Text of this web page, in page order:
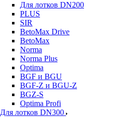
Для лотков DN200
PLUS
SIR
BetoMax Drive
BetoMax
Norma
Norma Plus
Optima
BGF и BGU
BGF-Z и BGU-Z
BGZ-S
Optima Profi
Для лотков DN300